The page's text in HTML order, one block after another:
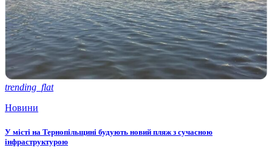
trending_flat
Новини
У місті на Тернопільщині будують новий пляж з сучасною
інфраструктурою